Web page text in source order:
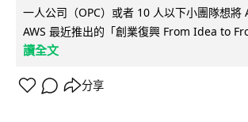
一人公司（OPC）或者 10 人以下小團隊想將
AWS 最近推出的「創業復興 From Idea to
讀全文
分享